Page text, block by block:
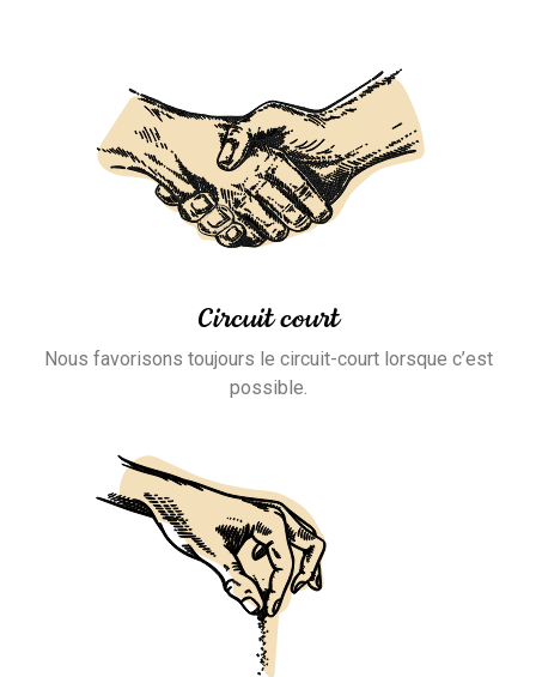
Circuit court
Nous favorisons toujours le circuit-court lorsque c’est
possible.